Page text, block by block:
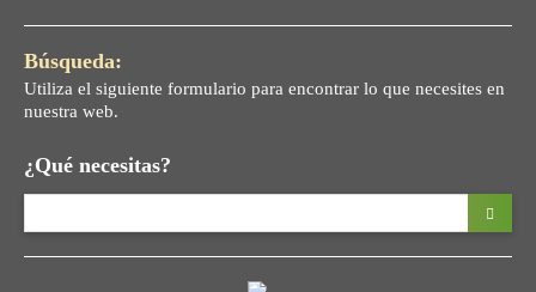
Búsqueda:
Utiliza el siguiente formulario para encontrar lo que necesites en
nuestra web.
¿Qué necesitas?